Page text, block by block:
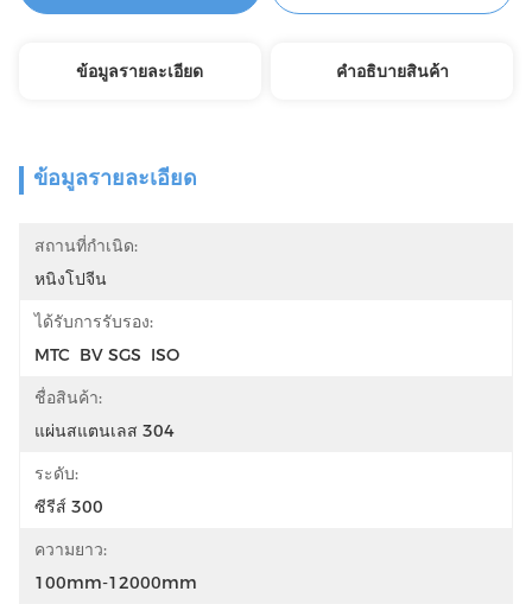
ข้อมูลรายละเอียด คําอธิบายสินค้า
ข้อมูลรายละเอียด
สถานที่กำเนิด:
หนิงโปจีน
ได้รับการรับรอง:
MTC  BV SGS  ISO
ชื่อสินค้า:
แผ่นสแตนเลส 304
ระดับ:
ซีรีส์ 300
ความยาว:
100mm-12000mm